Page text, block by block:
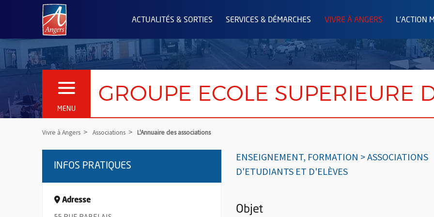
Angers.fr : Retour à l'accueil
ACTUALITÉS & SORTIES SERVICES & DÉMARCHES VIVRE À ANGERS L'ACTION
MENU
OUVRIR LE MENU GROUPE ECOLE SUPERIEURE
Vivre à Angers Associations L'Annuaire des associations
ENSEIGNEMENT, FORMATION > ASSOCIATIONS
D'ETUDIANTS ET D'ELÈVES
Objet
INFOS PRATIQUES
Adresse